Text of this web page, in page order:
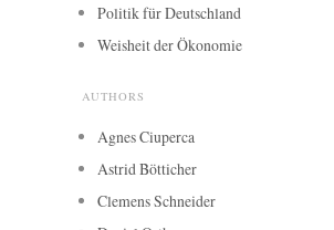
Politik für Deutschland
Weisheit der Ökonomie
AUTHORS
Agnes Ciuperca
Astrid Bötticher
Clemens Schneider